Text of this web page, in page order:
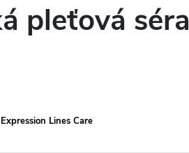
pleťová séra
Lines Care